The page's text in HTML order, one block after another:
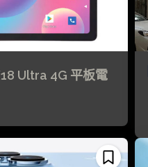
Ultra 4G 平板電